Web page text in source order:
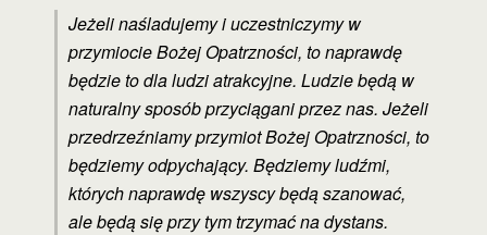
Jeżeli naśladujemy i uczestniczymy w
przymiocie Bożej Opatrzności, to naprawdę
będzie to dla ludzi atrakcyjne. Ludzie będą w
naturalny sposób przyciągani przez nas. Jeżeli
przedrzeźniamy przymiot Bożej Opatrzności, to
będziemy odpychający. Będziemy ludźmi,
których naprawdę wszyscy będąszanować,
ale będą się przy tym trzymać na dystans.